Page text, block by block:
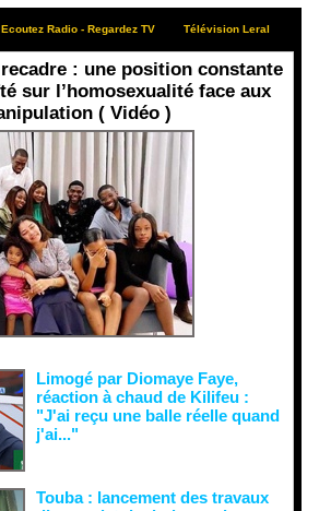
Ecoutez Radio - Regardez TV Télévision Leral
: une position constante
sur l’homosexualité face aux
( Vidéo )
Limogé par Diomaye Faye,
réaction à chaud de Kilifeu :
"J'ai reçu une balle réelle quand
j'ai..."
Touba : lancement des travaux